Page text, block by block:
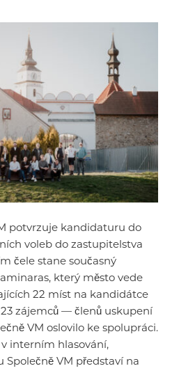
potvrzuje kandidaturu do
voleb do zastupitelstva
čele stane současný
který město vede
22 míst na kandidátce
zájemců — členů uskupení
VM oslovilo ke spolupráci.
interním hlasování,
VM představí na